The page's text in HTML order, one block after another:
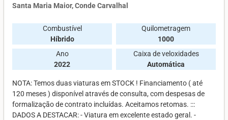
Santa Maria Maior, Conde Carvalhal
Combustível
Híbrido
Quilometragem
1000
Ano
2022
Caixa de veloxidades
Automática
NOTA: Temos duas viaturas em STOCK ! Financiamento ( até
120 meses ) disponível através de consulta, com despesas de
formalização de contrato incluídas. Aceitamos retomas. :::
DADOS A DESTACAR: - Viatura em excelente estado geral. -